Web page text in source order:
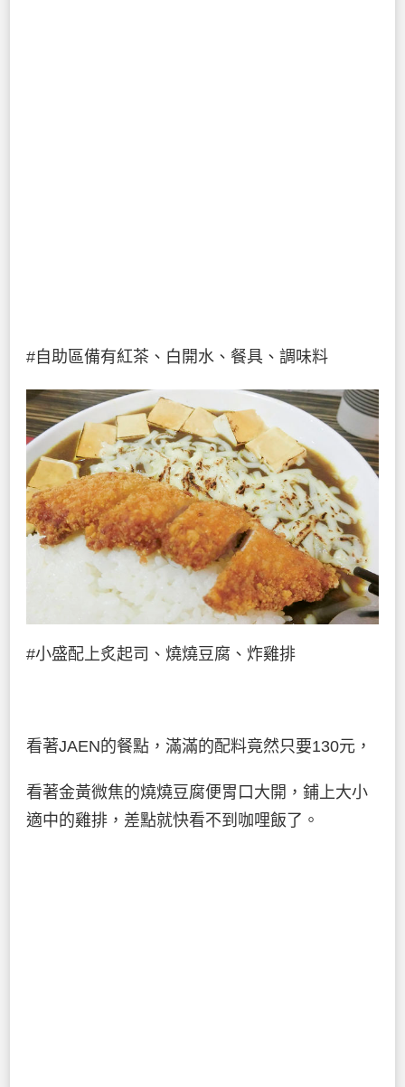
#自助區備有紅茶、白開水、餐具、調味料
#小盛配上炙起司、燒燒豆腐、炸雞排
看著JAEN的餐點，滿滿的配料竟然只要130元，
看著金黃微焦的燒燒豆腐便胃口大開，鋪上大小
適中的雞排，差點就快看不到咖哩飯了。